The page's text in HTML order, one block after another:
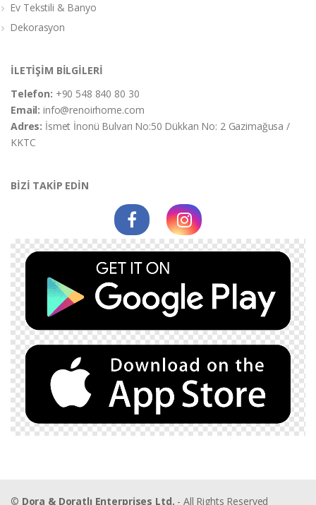
Ev Tekstili & Banyo
Dekorasyon
İLETİŞİM BİLGİLERİ
Telefon: +90 548 840 80 30
Email:info@renoirhome.com
Adres: İsmet İnonü Bulvarı No:50 Dükkan No: 2 Gazimağusa /
KKTC
BİZİ TAKİP EDİN
© Dora & Doratlı Enterprises Ltd. - All Rights Reserved